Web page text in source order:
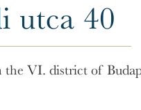
utca 40
the VI. district of